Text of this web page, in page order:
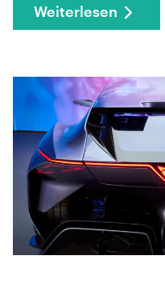
Weiterlesen